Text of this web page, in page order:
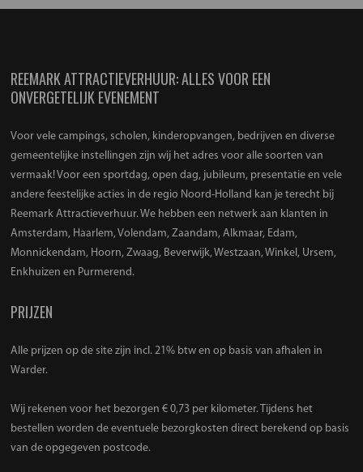
REEMARK ATTRACTIEVERHUUR: ALLES VOOR EEN
ONVERGETELIJK EVENEMENT
Voor vele campings, scholen, kinderopvangen, bedrijven en diverse
gemeentelijke instellingen zijn wij het adres voor alle soorten van
vermaak! Voor een sportdag, open dag, jubileum, presentatie en vele
andere feestelijke acties in de regio Noord-Holland kan je terecht bij
Reemark Attractieverhuur. We hebben een netwerk aan klanten in
Amsterdam, Haarlem, Volendam, Zaandam, Alkmaar, Edam,
Monnickendam, Hoorn, Zwaag, Beverwijk, Westzaan, Winkel, Ursem,
Enkhuizen en Purmerend.
PRIJZEN
Alle prijzen op de site zijn incl. 21% btw en op basis van afhalen in
Warder.
Wij rekenen voor het bezorgen € 0,73 per kilometer. Tijdens het
bestellen worden de eventuele bezorgkosten direct berekend op basis
van de opgegeven postcode.